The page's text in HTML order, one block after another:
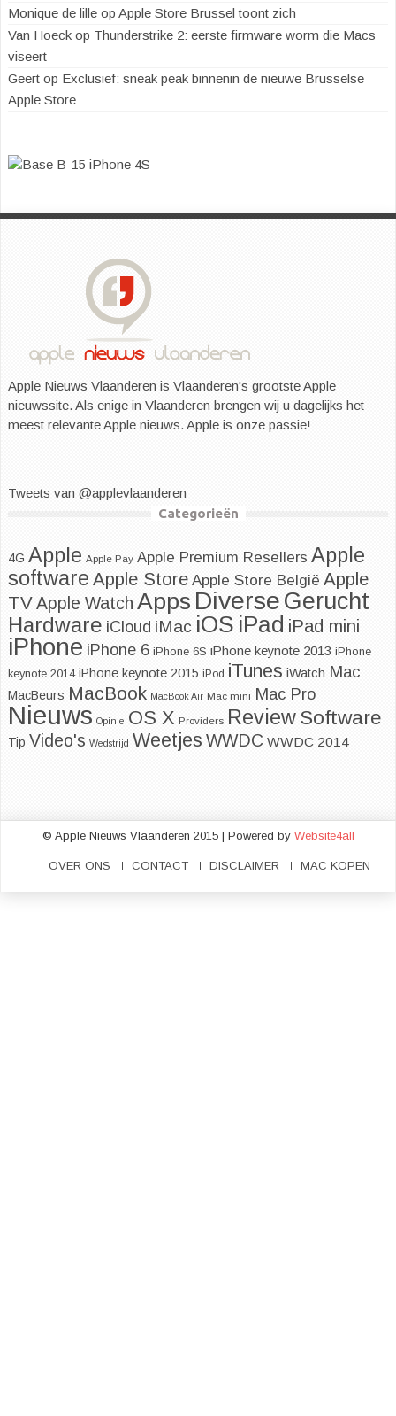
Monique de lille op Apple Store Brussel toont zich
Van Hoeck op Thunderstrike 2: eerste firmware worm die Macs
viseert
Geert op Exclusief: sneak peak binnenin de nieuwe Brusselse
Apple Store
Apple Nieuws Vlaanderen is Vlaanderen's grootste Apple
nieuwssite. Als enige in Vlaanderen brengen wij u dagelijks het
meest relevante Apple nieuws. Apple is onze passie!
Tweets van @applevlaanderen
Categorieën
4G Apple Apple Pay Apple Premium Resellers Apple
software Apple Store Apple Store België Apple
TVApple Watch Apps Diverse Gerucht
Hardware iCloud iMac iOS iPad iPad mini
iPhone iPhone 6 iPhone 6S iPhone keynote 2013 iPhone
keynote 2014 iPhone keynote 2015 iPod iTunes iWatch Mac
MacBeurs MacBook MacBook Air Mac mini Mac Pro
Nieuws Opinie OS X Providers ReviewSoftware
Tip Video's Wedstrijd Weetjes WWDC WWDC 2014
© Apple Nieuws Vlaanderen 2015 | Powered by Website4all
OVER ONS CONTACT DISCLAIMER MAC KOPEN